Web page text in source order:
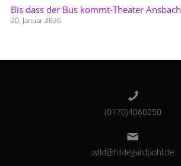
Bis dass der Bus kommt-Theater Ansbach
20. Januar 2026
(0170)4060250
wild@hildegardpohl.de